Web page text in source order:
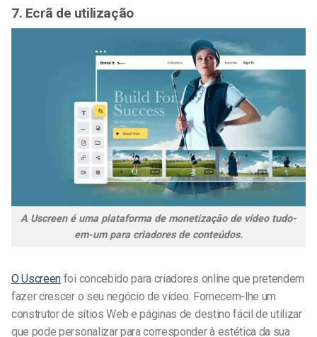
7. Ecrã de utilização
A Uscreen é uma plataforma de monetização de vídeo tudo-
em-um para criadores de conteúdos.
O Uscreen foi concebido para criadores online que pretendem
fazer crescer o seu negócio de vídeo. Fornecem-lhe um
construtor de sítios Web e páginas de destino fácil de utilizar
que pode personalizar para corresponder à estética da sua